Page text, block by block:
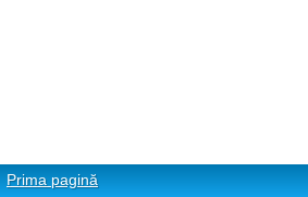
Prima pagină